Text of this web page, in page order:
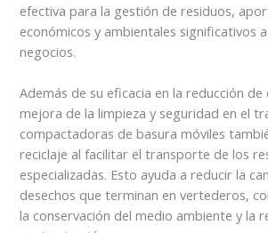
efectiva para la gestión de residuos,
económicos y ambientales significativos
negocios.
Además de su eficacia en la reducción de
mejora de la limpieza y seguridad en el
compactadoras de basura móviles
reciclaje al facilitar el transporte de los
especializadas. Esto ayuda a reducir la
desechos que terminan en vertederos,
la conservación del medio ambiente y la